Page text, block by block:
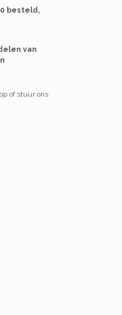
besteld,
van
of stuur ons